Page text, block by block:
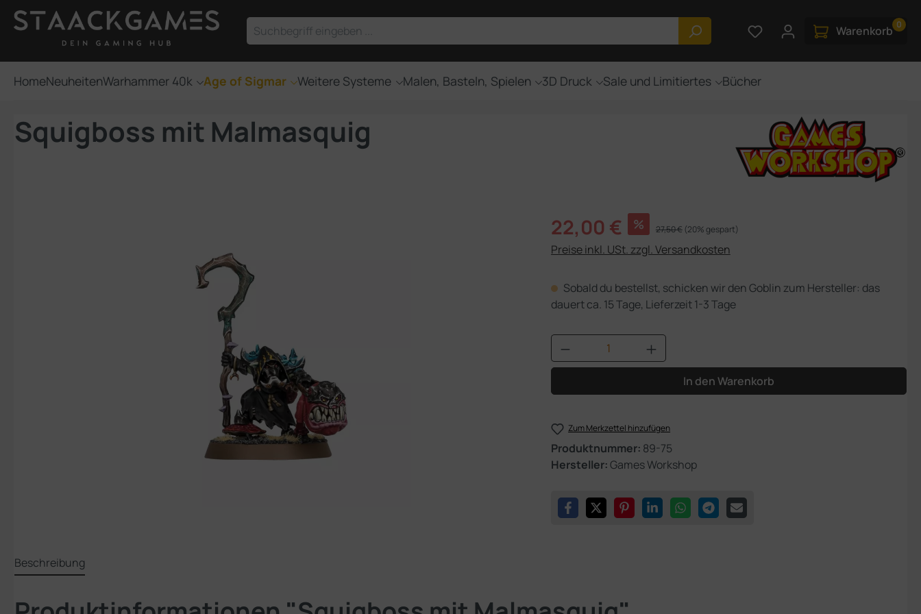
Hauptinhalt springen
Zur Suche springen
Du hast 0 Produkte auf dem
Warenkorb 0
HomeNeuheitenWarhammer 40k Age of Sigmar Weitere Systeme Malen, Basteln, Spielen 3D Druck Sale und Limitiertes Bücher
Squigboss mit Malmasquig
Verkaufspreis:
22,00 € % Regulärer Preis:
27,50 € (20% gespart)
Preise inkl. USt. zzgl. Versandkosten
Sobald du bestellst, schicken wir den Goblin zum Hersteller: das
dauert ca. 15 Tage, Lieferzeit 1-3 Tage
Produkt Anzahl: Gib den gewünschten Wert
In den Warenkorb
Zum Merkzettel hinzufügen
Produktnummer: 89-75
Hersteller:Games Workshop
Beschreibung